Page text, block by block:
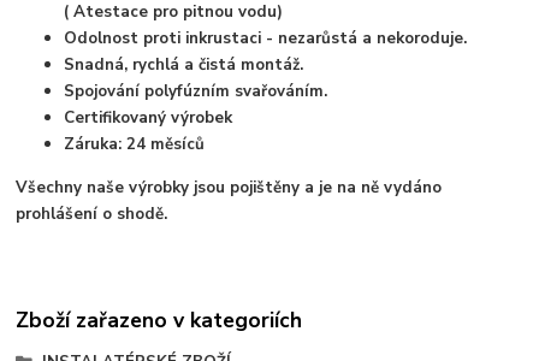
( Atestace pro pitnou vodu)
Odolnost proti inkrustaci - nezarůstá a nekoroduje.
Snadná, rychlá a čistá montáž.
Spojování polyfúzním svařováním.
Certifikovaný výrobek
Záruka: 24 měsíců
Všechny naše výrobky jsou pojištěny a je na ně vydáno
prohlášení o shodě.
Zboží zařazeno v kategoriích